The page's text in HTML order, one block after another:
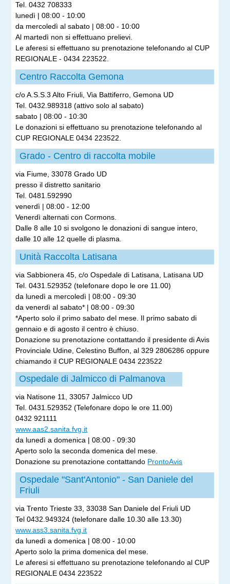
Tel. 0432 708333
lunedì | 08:00 - 10:00
da mercoledì al sabato | 08:00 - 10:00
Al martedì non si effettuano prelievi.
Le aferesi si effettuano su prenotazione telefonando al CUP
REGIONALE - 0434 223522.
Centro Raccolta Gemona
c/o A.S.S.3 Alto Friuli, Via Battiferro, Gemona UD
Tel. 0432.989318 (attivo solo al sabato)
sabato | 08:00 - 10:30
Le donazioni si effettuano su prenotazione telefonando al
CUP REGIONALE 0434 223522.
Grado - Centro di raccolta mobile
via Fiume, 33078 Grado UD
presso il distretto sanitario
Tel. 0481.592990
venerdì | 08:00 - 12:00
Venerdì alternati con Cormons.
Dalle 8 alle 10 si svolgono le donazioni di sangue intero,
dalle 10 alle 12 quelle di plasma.
Unità Raccolta Latisana
via Sabbionera 45, c/o Ospedale di Latisana, Latisana UD
Tel. 0431.529352 (telefonare dopo le ore 11.00)
da lunedì a mercoledì | 08:00 - 09:30
da venerdì al sabato* | 08:00 - 09:30
*Aperto solo il primo sabato del mese. Il primo sabato di
gennaio e di agosto il centro è chiuso.
Donazione su prenotazione contattando il presidente di Avis
Provinciale Udine, Celestino Buffon, al 329 2806286 oppure
chiamando il CUP REGIONALE 0434 223522
Ospedale di Jalmicco di Palmanova
via Natisone 11, 33057 Jalmicco UD
Tel. 0431.529352 (Telefonare dopo le ore 11.00)
0432 921111
www.aas2.sanita.fvg.it
da lunedì a domenica | 08:00 - 09:30
Aperto solo la seconda domenica del mese.
Donazione su prenotazione contattando ProntoAvis
Ospedale "Sant'Antonio" - San Daniele del
Friuli
via Trento Trieste 33, 33038 San Daniele del Friuli UD
Tel 0432.949324 (telefonare dalle 10.30 alle 13.30)
www.ass3.sanita.fvg.it
da lunedì a domenica | 08:00 - 10:00
Aperto solo la prima domenica del mese.
Le aferesi si effettuano su prenotazione telefonando al CUP
REGIONALE 0434 223522